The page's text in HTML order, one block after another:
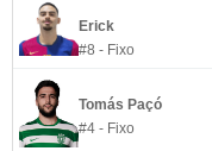
Erick
#8 - Fixo
Tomás Paçó
#4 - Fixo